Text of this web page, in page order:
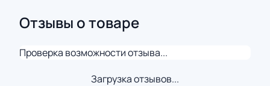
Отзывы о товаре
Проверка возможности отзыва...
Загрузка отзывов...